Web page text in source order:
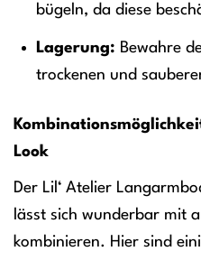
bügeln, da diese
Lagerung: Bewahre
trockenen und
Look
Der Lil‘ Atelier
lässt sich wunderbar mit
kombinieren. Hier sind